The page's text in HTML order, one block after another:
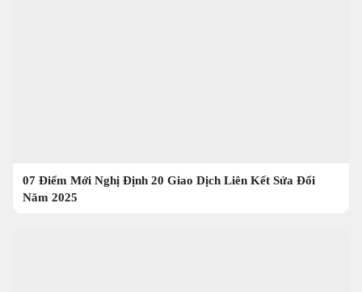
07 Điểm Mới Nghị Định 20 Giao Dịch Liên Kết Sửa Đổi
Năm 2025